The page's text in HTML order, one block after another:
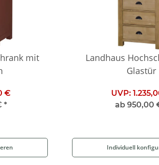
mit
€
*
Landhaus
Glastür
UVP:
ab 950,00
Individuell